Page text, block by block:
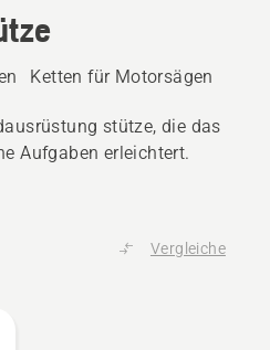
Ketten für Motorsägen
stütze, die das
Aufgaben erleichtert.
Vergleiche